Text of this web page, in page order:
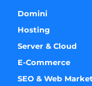
Domini
Hosting
Server & Cloud
E-Commerce
SEO & Web